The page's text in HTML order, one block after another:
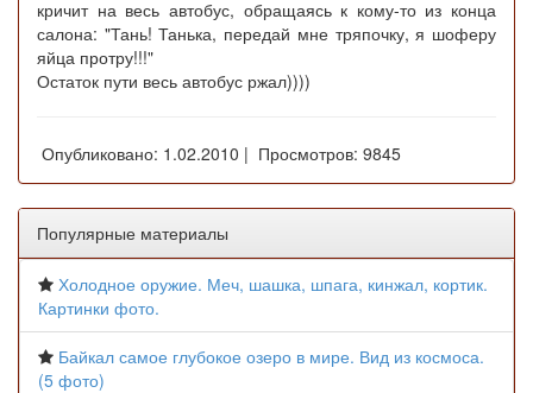
кричит на весь автобус, обращаясь к кому-то из конца
салона: "Тань! Танька, передай мне тряпочку, я шоферу
яйца протру!!!"
Остаток пути весь автобус ржал))))
Опубликовано: 1.02.2010 | Просмотров: 9845
Популярные материалы
Холодное оружие. Меч, шашка, шпага, кинжал, кортик.
Картинки фото.
Байкал самое глубокое озеро в мире. Вид из космоса.
(5 фото)